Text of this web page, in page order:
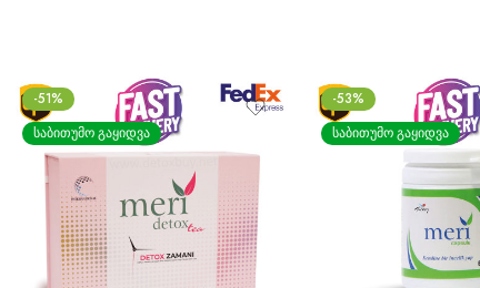
-53%
ᲡᲐᲑᲘᲗᲣᲛᲝ ᲒᲐᲧᲘᲓᲕᲐ
-26%
ᲡᲐᲑᲘᲗᲣᲛᲝ ᲒᲐᲧᲘᲓᲕᲐ